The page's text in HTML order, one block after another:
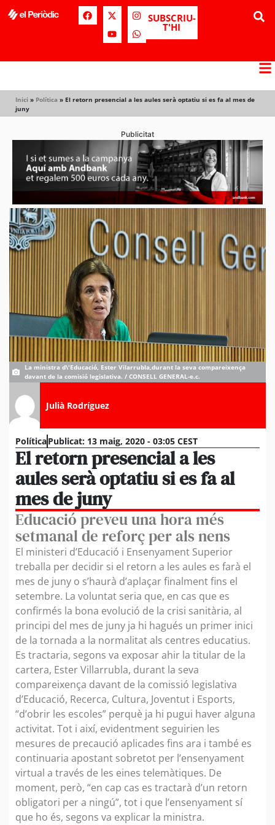
SUBSCRIU-
T'HI
Inici » Política » El retorn presencial a les aules serà optatiu si es fa al mes de
juny
Publicitat
La ministra d\'Educació, Ester Vilarrubla,durant la seva compareixença
davant de la comisió legislativa. / CONSELL GENERAL-e.c.
Julià Rodríguez
PolíticaPublicat: 13 maig, 2020 - 03:05 CEST
El retorn presencial a les
aules serà optatiu si es fa al
mes de juny
Educació preveu una hora més
setmanal de reforç per als nens
El ministeri d’Educació i Ensenyament Superior
treballa per decidir si el retorn a les aules es farà el
mes de juny o s’haurà d’aplaçar finalment fins el
setembre. La voluntat seria que, en cas que es
confirmés la bona evolució de la crisi sanitària, al
principi del mes de juny ja hi hagués un primer inici
de la tornada a la normalitat als centres educatius.
Es tractaria, segons va exposar ahir la titular de la
cartera, Ester Villarrubla, durant la seva
compareixença davant de la comissió legislativa
d’Educació, Recerca, Cultura, Joventut i Esports,
“d’obrir les escoles” perquè ja hi pugui haver alguna
activitat. Tot i així, evidentment seguirien les
mesures de precaució aplicades fins ara i també es
continuaria apostant sobretot per l’ensenyament
virtual a través de les eines telemàtiques. De
moment, però, “en cap cas es tractarà d’un retorn
obligatori per a ningú”, tot i que l’ensenyament sí
que ho és, segons va explicar la ministra.